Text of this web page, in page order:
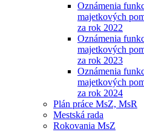
Oznámenia
majetkových
za rok 2022
Oznámenia
majetkových
za rok 2023
Oznámenia
majetkových
za rok 2024
Plán práce MsZ, MsR
Mestská rada
Rokovania MsZ